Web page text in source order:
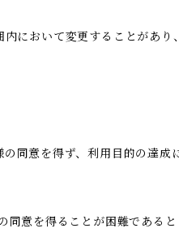
において変更することがあり
同意を得ず、利用目的の達成
同意を得ることが困難であると